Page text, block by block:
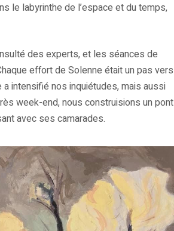
le labyrinthe de l’espace et du temps,
des experts, et les séances de
effort de Solenne était un pas vers
a intensifié nos inquiétudes, mais aussi
week-end, nous construisions un pont
avec ses camarades.